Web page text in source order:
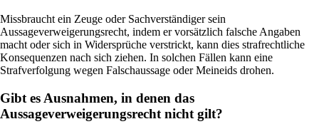
Missbraucht ein Zeuge oder Sachverständiger sein
Aussageverweigerungsrecht, indem er vorsätzlich falsche Angaben
macht oder sich in Widersprüche verstrickt, kann dies strafrechtliche
Konsequenzen nach sich ziehen. In solchen Fällen kann eine
Strafverfolgung wegen Falschaussage oder Meineids drohen.
Gibt es Ausnahmen, in denen das
Aussageverweigerungsrecht nicht gilt?